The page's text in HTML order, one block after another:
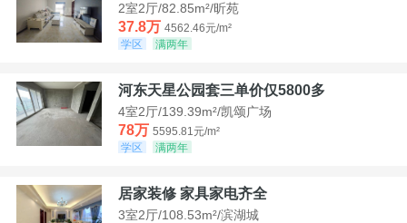
2室2厅/82.85m²/昕苑
37.8万 4562.46元/m²
学区
满两年
河东天星公园套三单价仅5800多
4室2厅/139.39m²/凯颂广场
78万 5595.81元/m²
学区
满两年
居家装修 家具家电齐全
3室2厅/108.53m²/滨湖城